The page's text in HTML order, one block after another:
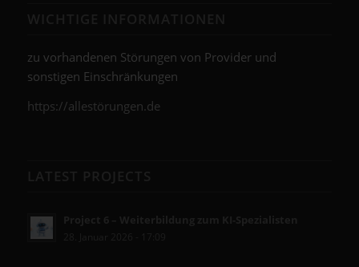
zu vorhandenen Störungen von Provider und
sonstigen Einschränkungen
https://allestörungen.de